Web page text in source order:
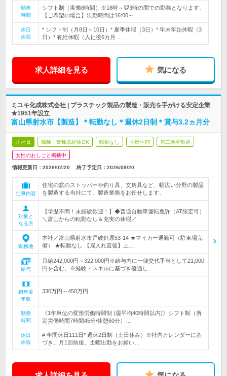
勤務
時間
シフト制（実働8時間）※18時～翌3時の間での勤務となります。
【ご希望の場合】出勤時間は16:00～…
休日
休暇
* シフト制（月8日～10日）* 夏季休暇（3日）* 年末年始休暇（3
日）* 有給休暇（入社後6カ月…
求人詳細を見る 気になる
ミユキ化成株式会社 | プラスチック製品の製造・販売を手がける安定企業
★1951年設立
富山県射水市【製造】＊転勤なし＊週休2日制＊賞与3.2ヵ月分
正社員 職種・業種未経験OK 転勤なし 学歴不問 第二新卒歓迎
女性のおしごと掲載中
情報更新日：2026/02/20 終了予定日： 2026/08/20
仕事内容
住宅の窓のストッパーや釣り具、文房具など、幅広い分野の製品
を製造する当社にて、製造業務をお任せします。
対象と
なる方
【学歴不問！未経験歓迎！】◆普通自動車運転免許（AT限定可）
＼富山からの転勤なし＆充実の休暇／
勤務地
本社／富山県射水市戸破針原53-14 ★マイカー通勤可（駐車場完
備） ★転勤なし 【雇入れ直後】上…
給与
月給242,000円～322,000円※給与内に一律交代手当として21,000
円を含む。※経験・スキルに基づき優遇し…
初年度
年収
330万円～450万円
勤務
時間
《1年単位の変形労働時間制 (週平均40時間以内)》シフト制（所
定労働時間7時間45分/休憩60分）…
休日
休暇
# 年間休日111日* 週休2日制（土日休み）※社内カレンダーに基
づき、月1回前後、土曜出勤をお願い…